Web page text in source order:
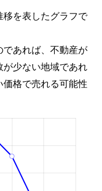
を表したグラフで
あれば、不動産が
少ない地域であれ
格で売れる可能性